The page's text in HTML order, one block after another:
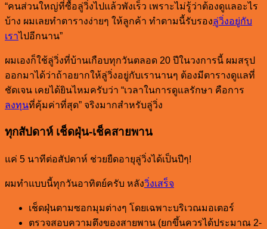
“คนส่วนใหญ่ที่ซื้อลู่วิ่งไปแล้วพังเร็ว เพราะไม่รู้ว่าต้องดูแลอะไร
บ้าง ผมเลยทำตารางง่ายๆ ให้ลูกค้า ทำตามนี้รับรองลู่วิ่งอยู่กับ
เราไปอีกนาน”
ผมเองก็ใช้ลู่วิ่งที่บ้านเกือบทุกวันตลอด 20 ปีในวงการนี้ ผมสรุป
ออกมาได้ว่าถ้าอยากให้ลู่วิ่งอยู่กับเรานานๆ ต้องมีตารางดูแลที่
ชัดเจน เคยได้ยินไหมครับว่า “เวลาในการดูแลรักษา คือการ
ลงทุนที่คุ้มค่าที่สุด” จริงมากสำหรับลู่วิ่ง
ทุกสัปดาห์ เช็ดฝุ่น-เช็คสายพาน
แค่ 5 นาทีต่อสัปดาห์ ช่วยยืดอายุลู่วิ่งได้เป็นปีๆ!
ผมทำแบบนี้ทุกวันอาทิตย์ครับ หลังวิ่งเสร็จ
เช็ดฝุ่นตามซอกมุมต่างๆ โดยเฉพาะบริเวณมอเตอร์
ตรวจสอบความตึงของสายพาน (ยกขึ้นควรได้ประมาณ 2-